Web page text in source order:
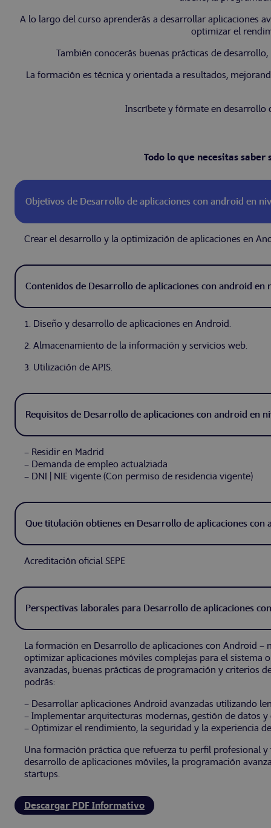
A lo largo del curso aprenderás a desarrollar aplicaciones
optimizar el
También conocerás buenas prácticas de
La formación es técnica y orientada a resultados,
Inscríbete y fórmate en desarrollo
Todo lo que necesitas
Objetivos de Desarrollo de aplicaciones con android en
Crear el desarrollo y la optimización de aplicaciones en
Contenidos de Desarrollo de aplicaciones con android en
1. Diseño y desarrollo de aplicaciones en Android.
2. Almacenamiento de la información y servicios web.
3. Utilización de APIS.
Requisitos de Desarrollo de aplicaciones con android en
– Residir en Madrid
– Demanda de empleo actualziada
– DNI | NIE vigente (Con permiso de residencia vigente)
Que titulación obtienes en Desarrollo de aplicaciones con
Acreditación oficial SEPE
Perspectivas laborales para Desarrollo de aplicaciones
La formación en Desarrollo de aplicaciones con Android
optimizar aplicaciones móviles complejas para el sistema
avanzadas, buenas prácticas de programación y criterios
podrás:
– Desarrollar aplicaciones Android avanzadas utilizando
– Implementar arquitecturas modernas, gestión de datos
– Optimizar el rendimiento, la seguridad y la experiencia
Una formación práctica que refuerza tu perfil profesional
desarrollo de aplicaciones móviles, la programación
startups.
Descargar PDF Informativo